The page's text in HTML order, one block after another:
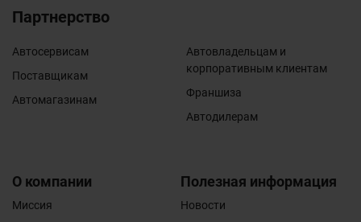
Партнерство
Автосервисам
Поставщикам
Автомагазинам
Автовладельцам и
корпоративным клиентам
Франшиза
Автодилерам
О компании
Миссия
Полезная информация
Новости